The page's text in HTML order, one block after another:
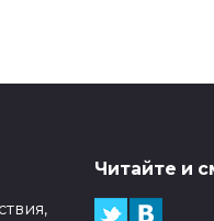
Читайте и